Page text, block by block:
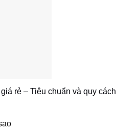
rẻ – Tiêu chuẩn và quy cách